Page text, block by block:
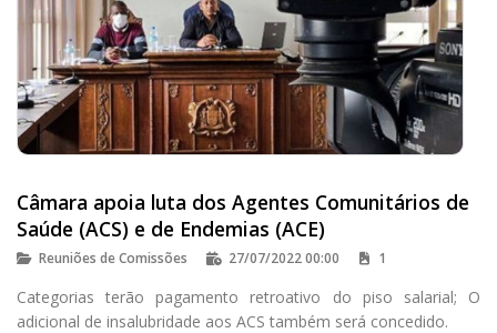
Câmara apoia luta dos Agentes Comunitários de
Saúde (ACS) e de Endemias (ACE)
Reuniões de Comissões 27/07/2022 00:00 1
Categorias terão pagamento retroativo do piso salarial; O
adicional de insalubridade aos ACS também será concedido.